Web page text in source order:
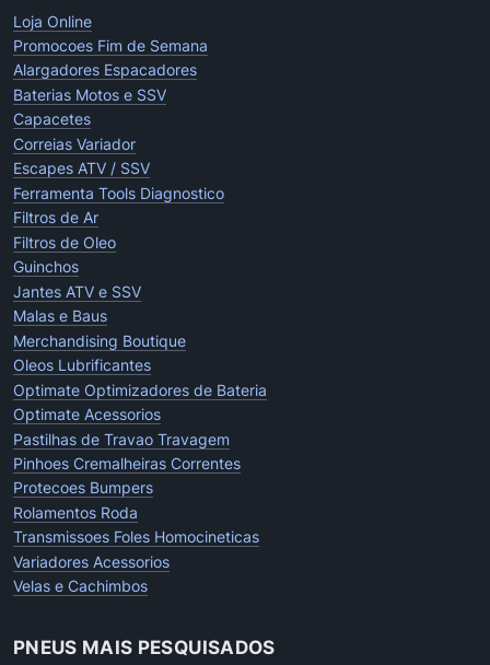
Loja Online
Promocoes Fim de Semana
Alargadores Espacadores
Baterias Motos e SSV
Capacetes
Correias Variador
Escapes ATV / SSV
Ferramenta Tools Diagnostico
Filtros de Ar
Filtros de Oleo
Guinchos
Jantes ATV e SSV
Malas e Baus
Merchandising Boutique
Oleos Lubrificantes
Optimate Optimizadores de Bateria
Optimate Acessorios
Pastilhas de Travao Travagem
Pinhoes Cremalheiras Correntes
Protecoes Bumpers
Rolamentos Roda
Transmissoes Foles Homocineticas
Variadores Acessorios
Velas e Cachimbos
PNEUS MAIS PESQUISADOS